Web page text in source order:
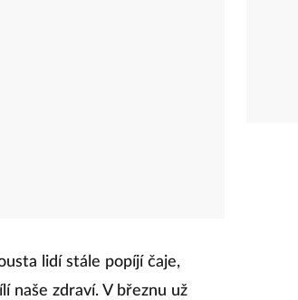
lidí stále popíjí čaje,
naše zdraví. V březnu už